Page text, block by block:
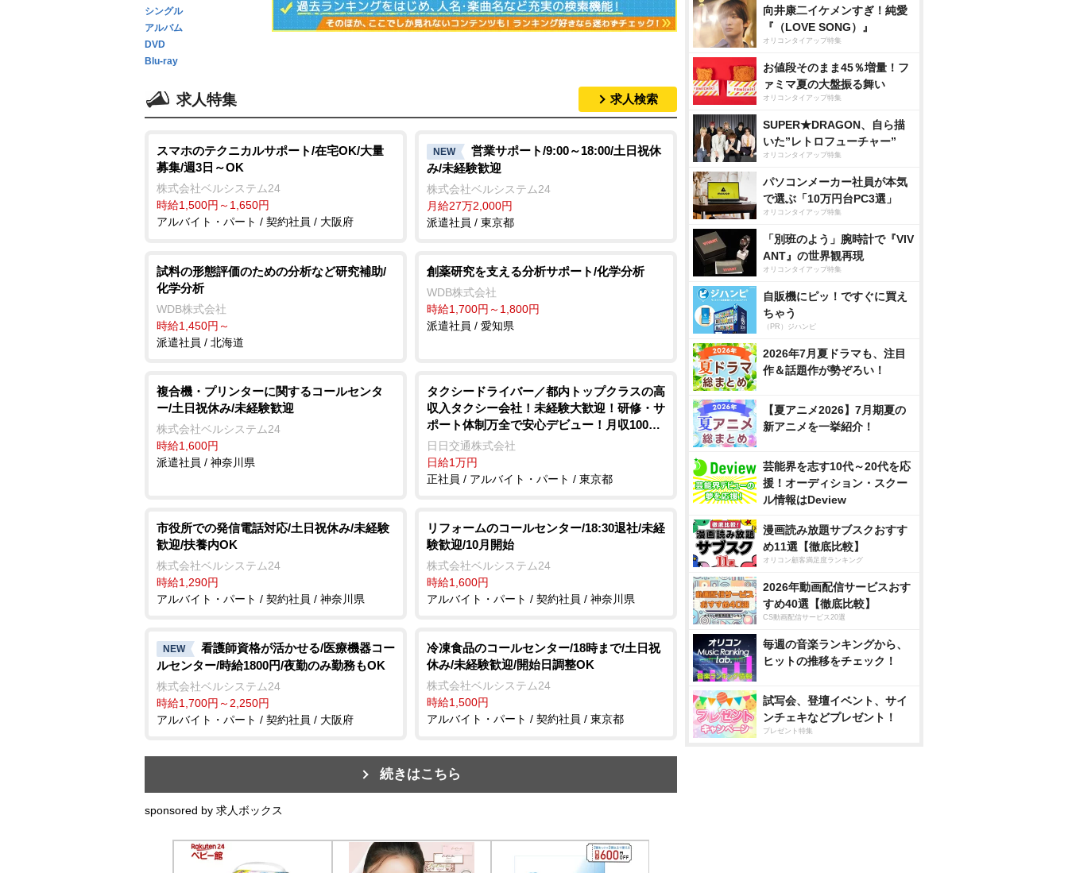
シングル
アルバム
DVD
Blu-ray
求人特集 求人検索
スマホのテクニカルサポート/在宅OK/大量
募集/週3日～OK
株式会社ベルシステム24
時給1,500円～1,650円
アルバイト・パート / 契約社員 / 大阪府
NEW
営業サポート/9:00～18:00/土日祝休
み/未経験歓迎
株式会社ベルシステム24
月給27万2,000円
派遣社員 / 東京都
試料の形態評価のための分析など研究補助/
化学分析
WDB株式会社
時給1,450円～
派遣社員 / 北海道
創薬研究を支える分析サポート/化学分析
WDB株式会社
時給1,700円～1,800円
派遣社員 / 愛知県
複合機・プリンターに関するコールセンタ
ー/土日祝休み/未経験歓迎
株式会社ベルシステム24
時給1,600円
派遣社員 / 神奈川県
タクシードライバー／都内トップクラスの高
収入タクシー会社！未経験大歓迎！研修・サ
ポート体制万全で安心デビュー！月収100万
円超も可能！
日日交通株式会社
日給1万円
正社員 / アルバイト・パート / 東京都
市役所での発信電話対応/土日祝休み/未経験
歓迎/扶養内OK
株式会社ベルシステム24
時給1,290円
アルバイト・パート / 契約社員 / 神奈川県
リフォームのコールセンター/18:30退社/未経
験歓迎/10月開始
株式会社ベルシステム24
時給1,600円
アルバイト・パート / 契約社員 / 神奈川県
NEW
看護師資格が活かせる/医療機器コー
ルセンター/時給1800円/夜勤のみ勤務もOK
株式会社ベルシステム24
時給1,700円～2,250円
アルバイト・パート / 契約社員 / 大阪府
冷凍食品のコールセンター/18時まで/土日祝
休み/未経験歓迎/開始日調整OK
株式会社ベルシステム24
時給1,500円
アルバイト・パート / 契約社員 / 東京都
続きはこちら
sponsored by 求人ボックス
向井康二イケメンすぎ！純愛
『（LOVE SONG）』
オリコンタイアップ特集
お値段そのまま45％増量！フ
ァミマ夏の大盤振る舞い
オリコンタイアップ特集
SUPER★DRAGON、自ら描
いた”レトロフューチャー”
オリコンタイアップ特集
パソコンメーカー社員が本気
で選ぶ「10万円台PC3選」
オリコンタイアップ特集
「別班のよう」腕時計で『VIV
ANT』の世界観再現
オリコンタイアップ特集
自販機にピッ！ですぐに買え
ちゃう
（PR）ジハンピ
2026年7月夏ドラマも、注目
作＆話題作が勢ぞろい！
【夏アニメ2026】7月期夏の
新アニメを一挙紹介！
芸能界を志す10代～20代を応
援！オーディション・スクー
ル情報はDeview
漫画読み放題サブスクおすす
め11選【徹底比較】
オリコン顧客満足度ランキング
2026年動画配信サービスおす
すめ40選【徹底比較】
CS動画配信サービス20選
毎週の音楽ランキングから、
ヒットの推移をチェック！
試写会、登壇イベント、サイ
ンチェキなどプレゼント！
プレゼント特集